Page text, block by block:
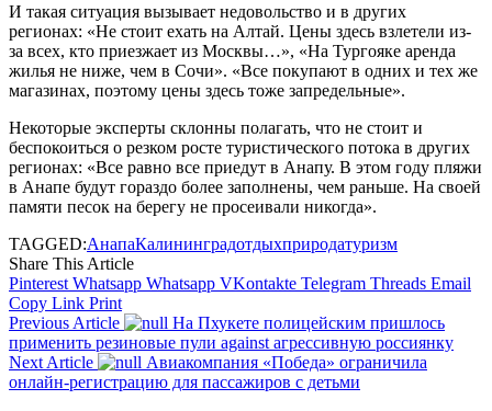
И такая ситуация вызывает недовольство и в других
регионах: «Не стоит ехать на Алтай. Цены здесь взлетели из-
за всех, кто приезжает из Москвы…», «На Тургояке аренда
жилья не ниже, чем в Сочи». «Все покупают в одних и тех же
магазинах, поэтому цены здесь тоже запредельные».
Некоторые эксперты склонны полагать, что не стоит и
беспокоиться о резком росте туристического потока в других
регионах: «Все равно все приедут в Анапу. В этом году пляжи
в Анапе будут гораздо более заполнены, чем раньше. На своей
памяти песок на берегу не просеивали никогда».
TAGGED:АнапаКалининградотдыхприродатуризм
Share This Article
Pinterest Whatsapp Whatsapp VKontakte Telegram Threads Email
Copy Link Print
Previous Article
На Пхукете полицейским пришлось
применить резиновые пули against агрессивную россиянку
Next Article
Авиакомпания «Победа» ограничила
онлайн-регистрацию для пассажиров с детьми